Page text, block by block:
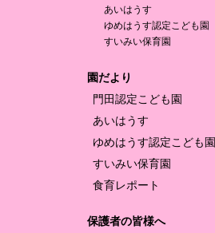
あいはうす
ゆめはうす認定こども園
すいみい保育園
園だより
門田認定こども園
あいはうす
ゆめはうす認定こども園
すいみい保育園
食育レポート
保護者の皆様へ